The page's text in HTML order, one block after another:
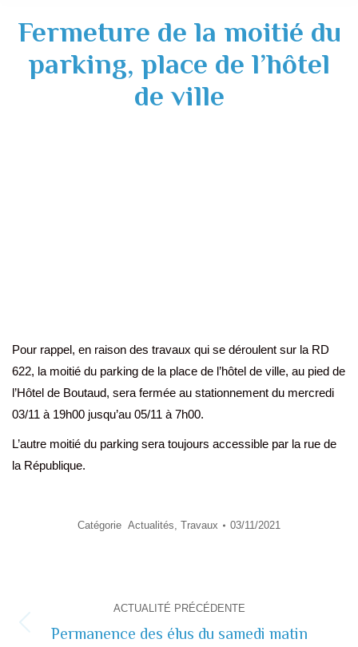
Fermeture de la moitié du
parking, place de l’hôtel
de ville
Pour rappel, en raison des travaux qui se déroulent sur la RD
622, la moitié du parking de la place de l’hôtel de ville, au pied de
l’Hôtel de Boutaud, sera fermée au stationnement du mercredi
03/11 à 19h00 jusqu’au 05/11 à 7h00.
L’autre moitié du parking sera toujours accessible par la rue de
la République.
Catégorie Actualités, Travaux 03/11/2021
de
ACTUALITÉ PRÉCÉDENTE
Actualité
Permanence des élus du samedi matin